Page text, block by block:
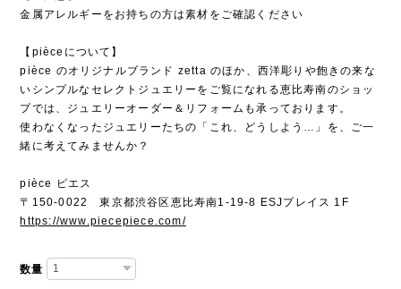
金属アレルギーをお持ちの方は素材をご確認ください
【pièceについて】
pièce のオリジナルブランド zetta のほか、西洋彫りや飽きの来な
いシンプルなセレクトジュエリーをご覧になれる恵比寿南のショッ
プでは、ジュエリーオーダー＆リフォームも承っております。
使わなくなったジュエリーたちの「これ、どうしよう…」を、ご一
緒に考えてみませんか？
pièce ピエス
〒150-0022 東京都渋谷区恵比寿南1-19-8 ESJプレイス 1F
https://www.piecepiece.com/
数量